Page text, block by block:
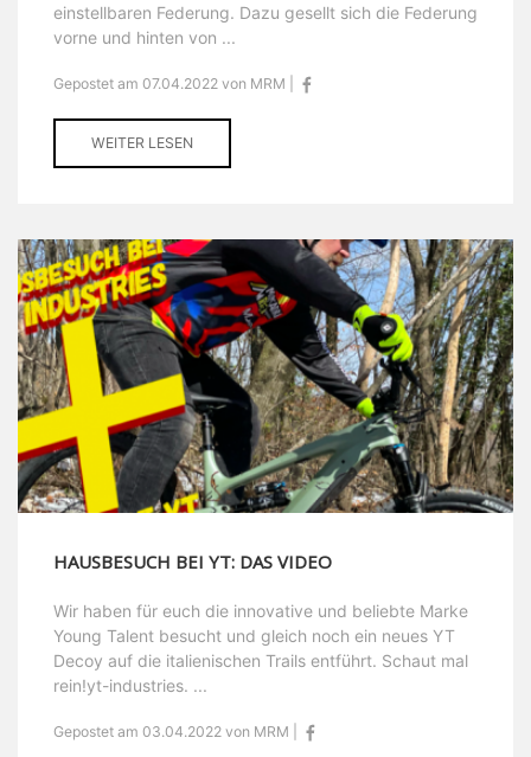
einstellbaren Federung. Dazu gesellt sich die Federung
vorne und hinten von ...
Gepostet am 07.04.2022 von MRM |
WEITER LESEN
HAUSBESUCH BEI YT: DAS VIDEO
Wir haben für euch die innovative und beliebte Marke
Young Talent besucht und gleich noch ein neues YT
Decoy auf die italienischen Trails entführt. Schaut mal
rein!yt-industries. ...
Gepostet am 03.04.2022 von MRM |